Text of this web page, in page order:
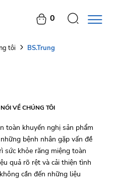
0
tôi BS.Trung
VỀ CHÚNG TÔI
toàn khuyến nghị sản phẩm
bệnh nhân gặp vấn đề
sức khỏe răng miệng toàn
quả rõ rệt và cải thiện tình
cần đến những liệu